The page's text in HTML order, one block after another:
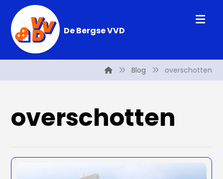
De Bergse VVD
Blog overschotten
overschotten